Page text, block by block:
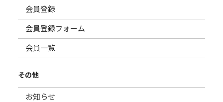
会員登録
会員登録フォーム
会員一覧
その他
お知らせ